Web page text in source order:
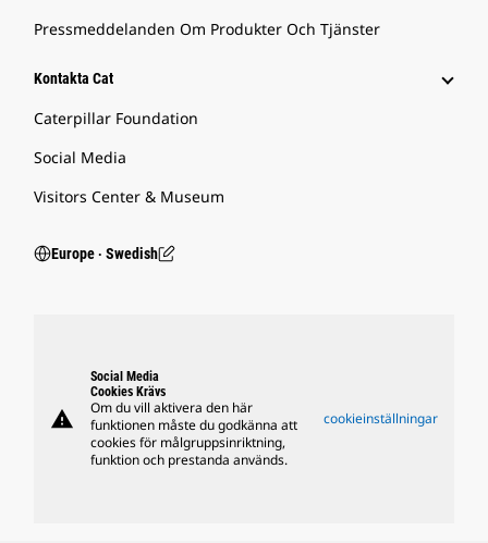
Pressmeddelanden Om Produkter Och Tjänster
Kontakta Cat
Caterpillar Foundation
Social Media
Visitors Center & Museum
Europe ‧ Swedish
warning
Social Media
Cookies Krävs
Om du vill aktivera den här
funktionen måste du godkänna att
cookies för målgruppsinriktning,
funktion och prestanda används.
cookieinställningar